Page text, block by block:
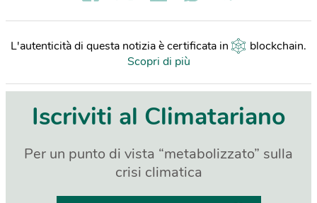
L'autenticità di questa notizia è certificata in blockchain.
Scopri di più
Iscriviti al Climatariano
Per un punto di vista “metabolizzato” sulla
crisi climatica